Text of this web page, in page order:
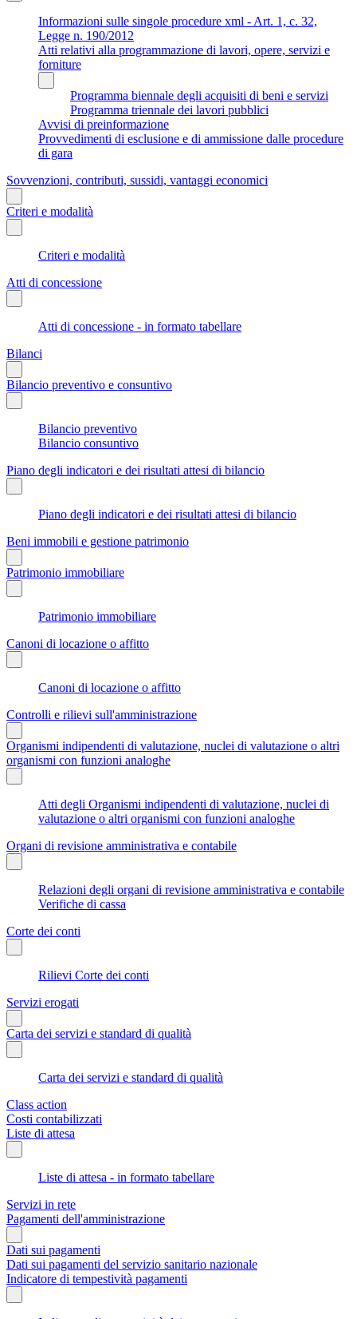
Informazioni sulle singole procedure xml - Art. 1, c. 32,
Legge n. 190/2012
Atti relativi alla programmazione di lavori, opere, servizi e
forniture
Programma biennale degli acquisiti di beni e servizi
Programma triennale dei lavori pubblici
Avvisi di preinformazione
Provvedimenti di esclusione e di ammissione dalle procedure
di gara
Sovvenzioni, contributi, sussidi, vantaggi economici
Criteri e modalità
Criteri e modalità
Atti di concessione
Atti di concessione - in formato tabellare
Bilanci
Bilancio preventivo e consuntivo
Bilancio preventivo
Bilancio consuntivo
Piano degli indicatori e dei risultati attesi di bilancio
Piano degli indicatori e dei risultati attesi di bilancio
Beni immobili e gestione patrimonio
Patrimonio immobiliare
Patrimonio immobiliare
Canoni di locazione o affitto
Canoni di locazione o affitto
Controlli e rilievi sull'amministrazione
Organismi indipendenti di valutazione, nuclei di valutazione o altri
organismi con funzioni analoghe
Atti degli Organismi indipendenti di valutazione, nuclei di
valutazione o altri organismi con funzioni analoghe
Organi di revisione amministrativa e contabile
Relazioni degli organi di revisione amministrativa e contabile
Verifiche di cassa
Corte dei conti
Rilievi Corte dei conti
Servizi erogati
Carta dei servizi e standard di qualità
Carta dei servizi e standard di qualità
Class action
Costi contabilizzati
Liste di attesa
Liste di attesa - in formato tabellare
Servizi in rete
Pagamenti dell'amministrazione
Dati sui pagamenti
Dati sui pagamenti del servizio sanitario nazionale
Indicatore di tempestività pagamenti